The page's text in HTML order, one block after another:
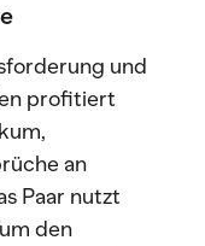
und
profitiert
an
Paar nutzt
den